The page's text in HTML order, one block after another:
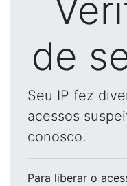
de
Seu IP fez
acessos
conosco.
Para liberar o